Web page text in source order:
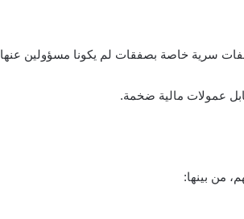
سرية خاصة بصفقات لم يكونا مسؤولين
عمولات مالية ضخمة.
من بينها: